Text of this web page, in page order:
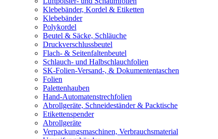
Klebebänder, Kordel & Etiketten
Klebebänder
Polykordel
Beutel & Säcke, Schläuche
Druckverschlussbeutel
Flach- & Seitenfaltenbeutel
Schlauch- und Halbschlauchfolien
SK-Folien-Versand-, & Dokumententaschen
Folien
Palettenhauben
Hand-Automatenstrechfolien
Abrollgeräte, Schneideständer & Packtische
Etikettenspender
Abrollgeräte
Verpackungsmaschinen, Verbrauchsmaterial